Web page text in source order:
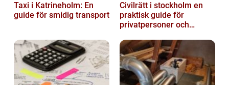
Taxi i Katrineholm: En
guide för smidig transport
Civilrätt i stockholm en
praktisk guide för
privatpersoner och